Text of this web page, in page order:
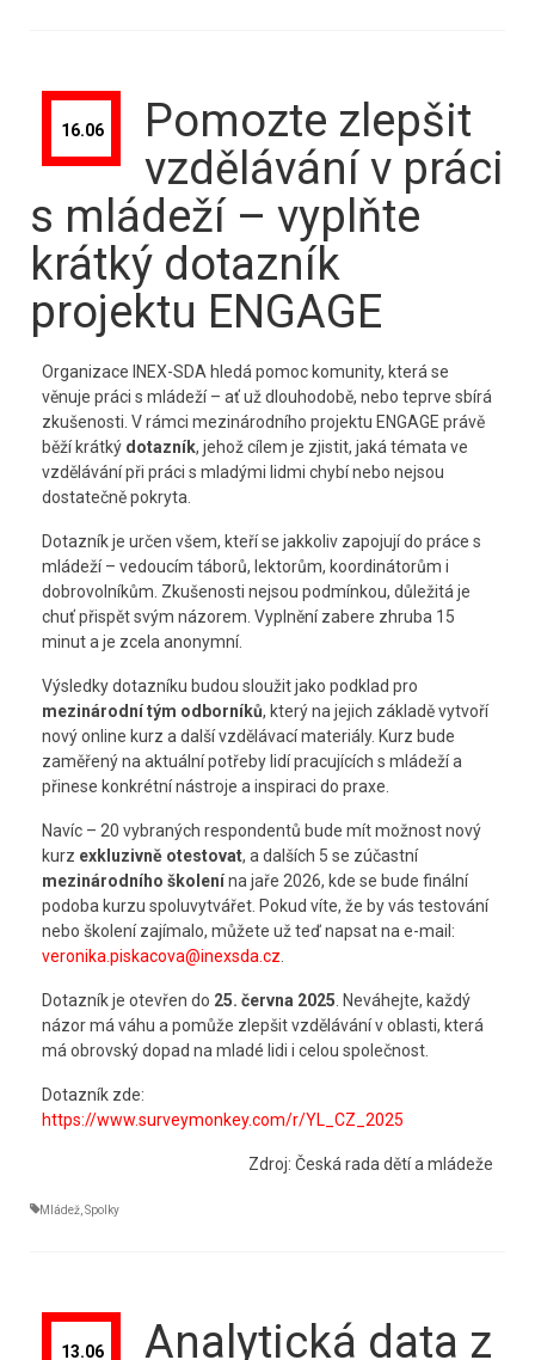
16.06
Pomozte zlepšit
vzdělávání v práci
s mládeží – vyplňte
krátký dotazník
projektu ENGAGE
Organizace INEX-SDA hledá pomoc komunity, která se
věnuje práci s mládeží – ať už dlouhodobě, nebo teprve sbírá
zkušenosti. V rámci mezinárodního projektu ENGAGE právě
běží krátký dotazník, jehož cílem je zjistit, jaká témata ve
vzdělávání při práci s mladými lidmi chybí nebo nejsou
dostatečně pokryta.
Dotazník je určen všem, kteří se jakkoliv zapojují do práce s
mládeží – vedoucím táborů, lektorům, koordinátorům i
dobrovolníkům. Zkušenosti nejsou podmínkou, důležitá je
chuť přispět svým názorem. Vyplnění zabere zhruba 15
minut a je zcela anonymní.
Výsledky dotazníku budou sloužit jako podklad pro
mezinárodní tým odborníků, který na jejich základě vytvoří
nový online kurz a další vzdělávací materiály. Kurz bude
zaměřený na aktuální potřeby lidí pracujících s mládeží a
přinese konkrétní nástroje a inspiraci do praxe.
Navíc – 20 vybraných respondentů bude mít možnost nový
kurz exkluzivně otestovat, a dalších 5 se zúčastní
mezinárodního školenína jaře 2026, kde se bude finální
podoba kurzu spoluvytvářet. Pokud víte, že by vás testování
nebo školení zajímalo, můžete už teď napsat na e-mail:
veronika.piskacova@inexsda.cz.
Dotazník je otevřen do 25. června 2025. Neváhejte, každý
názor má váhu a pomůže zlepšit vzdělávání v oblasti, která
má obrovský dopad na mladé lidi i celou společnost.
Dotazník zde:
https://www.surveymonkey.com/r/YL_CZ_2025
Zdroj: Česká rada dětí a mládeže
Mládež,Spolky
13.06
Analytická data z